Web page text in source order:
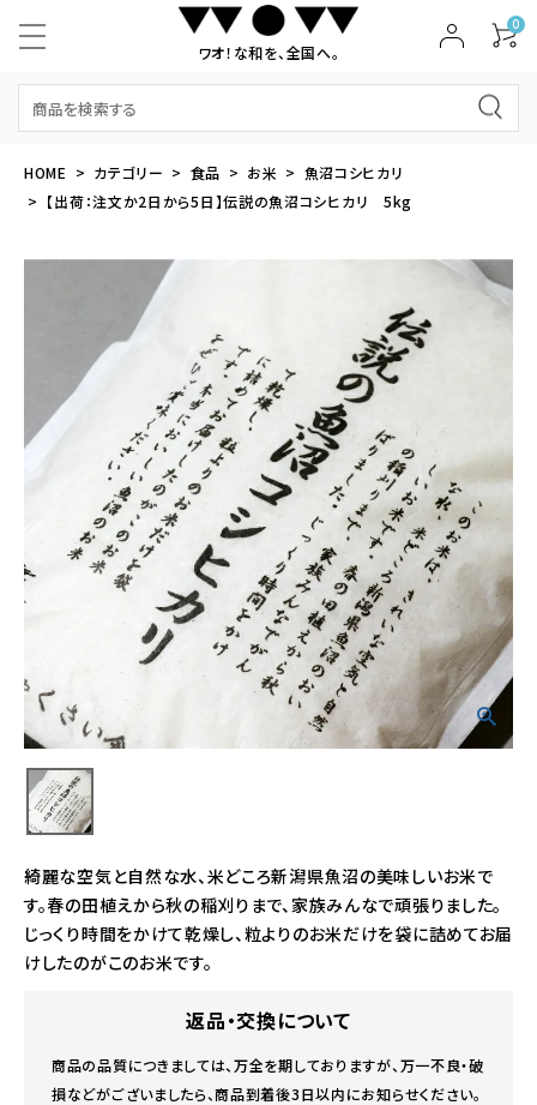
ワオ！な和を、全国へ。
0
HOME カテゴリー 食品 お米
魚沼コシヒカリ
【出荷：注文か2日から5日】伝説の魚沼コシヒカリ 5kg
綺麗な空気と自然な水、米どころ新潟県魚沼の美味しいお米で
す。春の田植えから秋の稲刈りまで、家族みんなで頑張りました。
じっくり時間をかけて乾燥し、粒よりのお米だけを袋に詰めてお届
けしたのがこのお米です。
返品・交換について
商品の品質につきましては、万全を期しておりますが、万一不良・破
損などがございましたら、商品到着後3日以内にお知らせください。